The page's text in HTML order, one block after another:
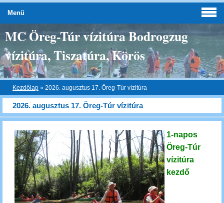
MC Öreg-Túr vízitúra Bodrogzug
vízitúra, Tiszatúra, Körös
Kezdőlap » 2026. augusztus 17. Öreg-Túr vízitúra
2026. augusztus 17. Öreg-Túr vízitúra
1-napos
Öreg-Túr
vízitúra
kezdő
Menü